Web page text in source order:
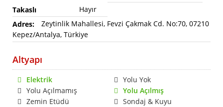
Takaslı
Hayır
Adres:
Zeytinlik Mahallesi, Fevzi Çakmak Cd. No:70, 07210
Kepez/Antalya, Türkiye
Altyapı
Elektrik
Yolu Yok
Yolu Açılmamış
Yolu Açılmış
Zemin Etüdü
Sondaj & Kuyu